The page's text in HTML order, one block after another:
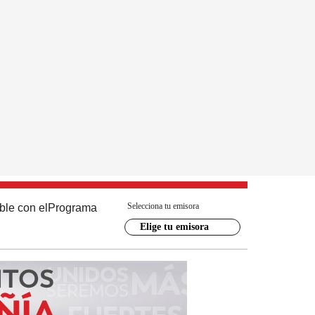
con el Programa Selecciona tu emisora
Elige tu emisora